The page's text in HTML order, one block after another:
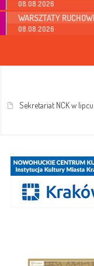
08.08.2026
WARSZTATY
08.08.2026
Sekretariat NCK w